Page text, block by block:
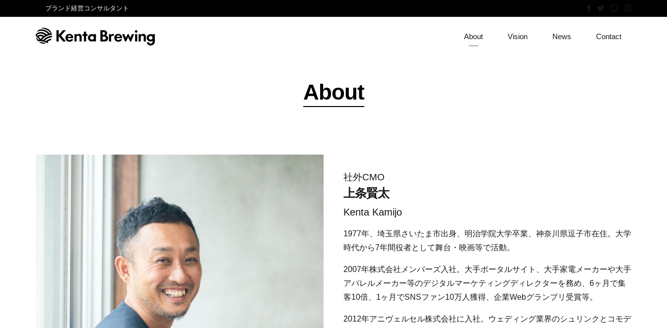
ブランド経営コンサルタント
About Vision News Contact
About
社外CMO
上条賢太
Kenta Kamijo
1977年、埼玉県さいたま市出身、明治学院大学卒業、神奈川県逗子市在住。大学
時代から7年間役者として舞台・映画等で活動。
2007年株式会社メンバーズ入社。大手ポータルサイト、大手家電メーカーや大手
アパレルメーカー等のデジタルマーケティングディレクターを務め、6ヶ月で集
客10倍、1ヶ月でSNSファン10万人獲得、企業Webグランプリ受賞等。
2012年アニヴェルセル株式会社に入社。ウェディング業界のシュリンクとコモデ